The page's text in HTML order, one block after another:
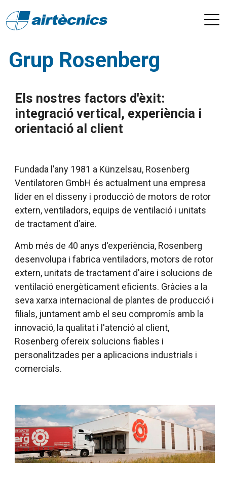
Grup Rosenberg
Els nostres factors d'èxit:
integració vertical, experiència i
orientació al client
Fundada l’any 1981 a Künzelsau, Rosenberg
Ventilatoren GmbH és actualment una empresa
líder en el disseny i producció de motors de rotor
extern, ventiladors, equips de ventilació i unitats
de tractament d’aire.
Amb més de 40 anys d'experiència, Rosenberg
desenvolupa i fabrica ventiladors, motors de rotor
extern, unitats de tractament d'aire i solucions de
ventilació energèticament eficients. Gràcies a la
seva xarxa internacional de plantes de producció i
filials, juntament amb el seu compromís amb la
innovació, la qualitat i l'atenció al client,
Rosenberg ofereix solucions fiables i
personalitzades per a aplicacions industrials i
comercials.